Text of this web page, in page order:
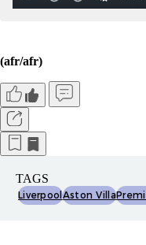
(afr/afr)
TAGS
LiverpoolAston Villa